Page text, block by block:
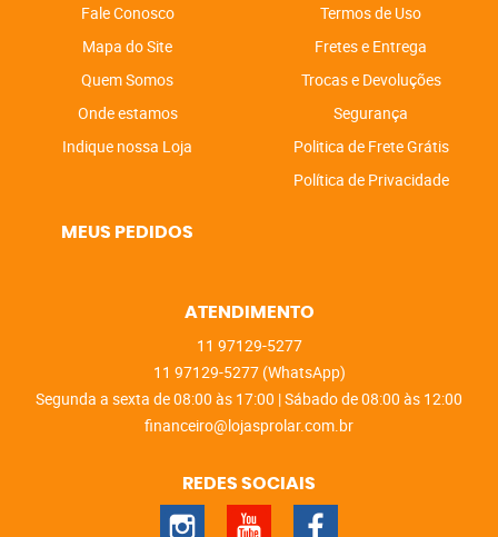
Fale Conosco
Mapa do Site
Quem Somos
Onde estamos
Indique nossa Loja
Termos de Uso
Fretes e Entrega
Trocas e Devoluções
Segurança
Politica de Frete Grátis
Política de Privacidade
MEUS PEDIDOS
ATENDIMENTO
11 97129-5277
11 97129-5277 (WhatsApp)
Segunda a sexta de 08:00 às 17:00 | Sábado de 08:00 às 12:00
financeiro@lojasprolar.com.br
REDES SOCIAIS